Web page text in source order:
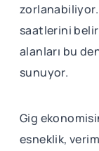
zorlanabiliyor.
saatlerini
alanları bu
sunuyor.
Gig
esneklik,